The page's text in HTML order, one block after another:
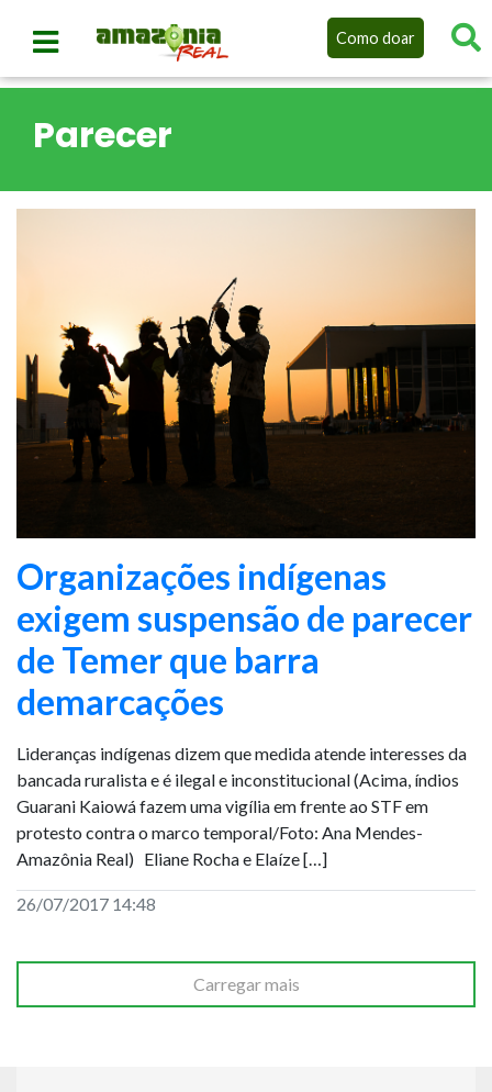
Como doar
Parecer
Organizações indígenas
exigem suspensão de parecer
de Temer que barra
demarcações
Lideranças indígenas dizem que medida atende interesses da
bancada ruralista e é ilegal e inconstitucional (Acima, índios
Guarani Kaiowá fazem uma vigília em frente ao STF em
protesto contra o marco temporal/Foto: Ana Mendes-
Amazônia Real) Eliane Rocha e Elaíze […]
26/07/2017 14:48
Carregar mais